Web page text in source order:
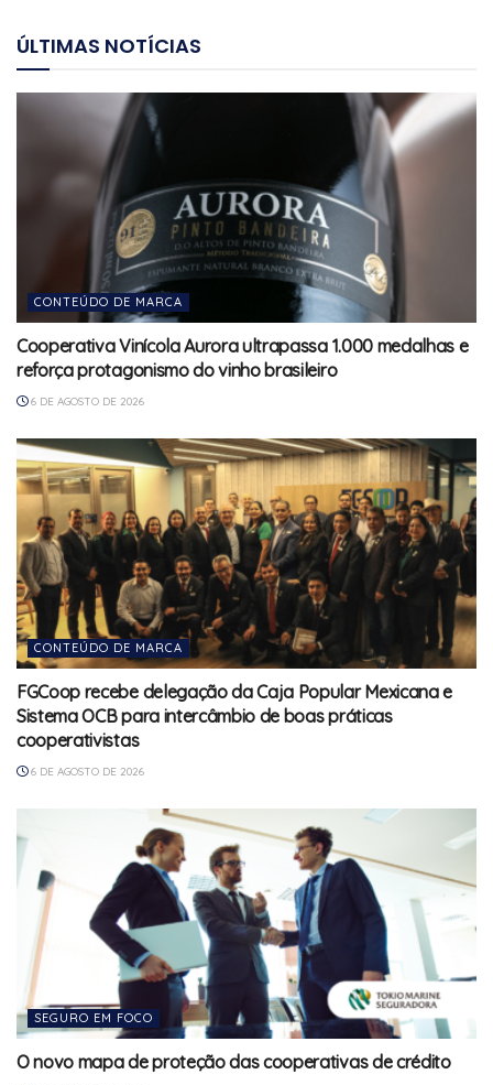
ÚLTIMAS NOTÍCIAS
CONTEÚDO DE MARCA
Cooperativa Vinícola Aurora ultrapassa 1.000 medalhas e
reforça protagonismo do vinho brasileiro
6 DE AGOSTO DE 2026
CONTEÚDO DE MARCA
FGCoop recebe delegação da Caja Popular Mexicana e
Sistema OCB para intercâmbio de boas práticas
cooperativistas
6 DE AGOSTO DE 2026
SEGURO EM FOCO
O novo mapa de proteção das cooperativas de crédito